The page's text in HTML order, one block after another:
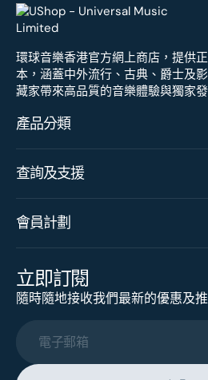
環球音樂香港官方網上商店，提供
本，涵蓋中外流行、古典、爵士及
藏家帶來高品質的音樂體驗與獨家發
產品分類
查詢及支援
會員計劃
立即訂閱
隨時隨地接收我們最新的優惠及
電子郵箱